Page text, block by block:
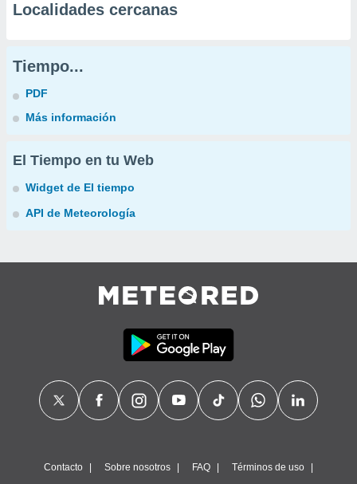
Localidades cercanas
Tiempo...
PDF
Más información
El Tiempo en tu Web
Widget de El tiempo
API de Meteorología
Contacto Sobre nosotros FAQ Términos de uso